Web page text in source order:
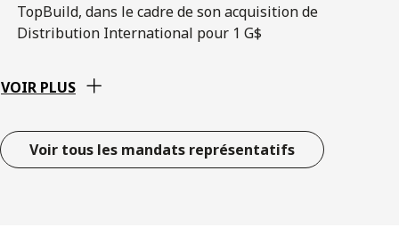
TopBuild, dans le cadre de son acquisition de
Distribution International pour 1 G$
VOIR PLUS
Voir tous les mandats représentatifs